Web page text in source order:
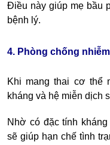
Điều này giúp mẹ bầu
bệnh lý.
4. Phòng chống
Khi mang thai cơ thể
kháng và hệ miễn dịch
Nhờ có đặc tính
sẽ giúp hạn chế tình